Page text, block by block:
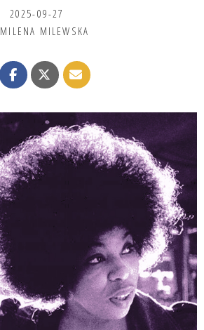
2025-09-27
MILENA MILEWSKA